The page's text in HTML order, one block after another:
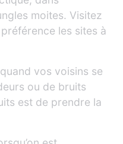
moites. Visitez
les sites à
vos voisins se
ou de bruits
est de prendre la